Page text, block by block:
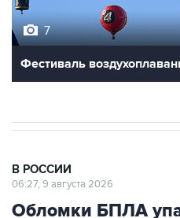
Фестиваль
Обломки БПЛА
двух предприятий